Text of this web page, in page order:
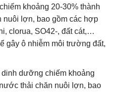
khoảng 20-30% thành
nuôi lợn, bao gồm các hợp
clorua, SO42-, đất cát,…
gây ô nhiễm môi trường đất,
dinh dưỡng chiếm khoảng
thải chăn nuôi lợn, bao